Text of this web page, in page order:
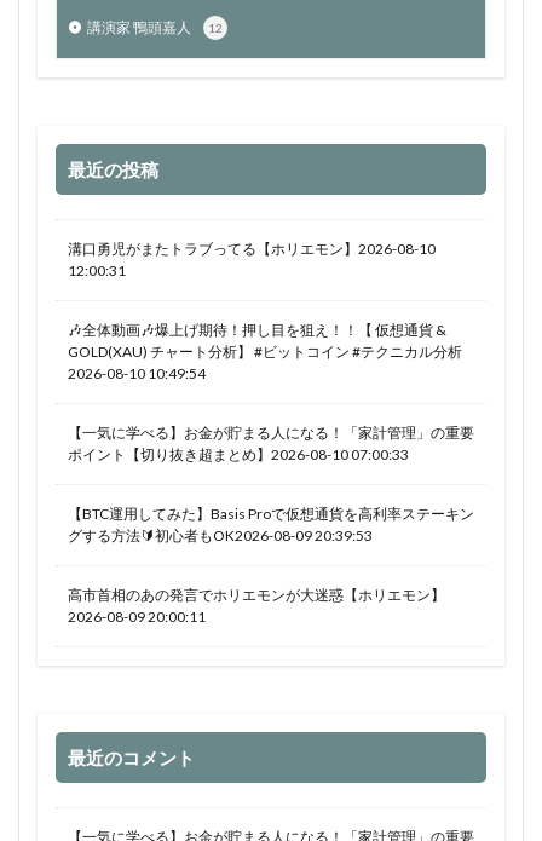
講演家 鴨頭嘉人 12
最近の投稿
溝口勇児がまたトラブってる【ホリエモン】2026-08-10
12:00:31
🎶全体動画🎶爆上げ期待！押し目を狙え！！【 仮想通貨 &
GOLD(XAU) チャート分析】 #ビットコイン #テクニカル分析
2026-08-10 10:49:54
【一気に学べる】お金が貯まる人になる！「家計管理」の重要
ポイント【切り抜き超まとめ】2026-08-10 07:00:33
【BTC運用してみた】Basis Proで仮想通貨を高利率ステーキン
グする方法🔰初心者もOK2026-08-09 20:39:53
高市首相のあの発言でホリエモンが大迷惑【ホリエモン】
2026-08-09 20:00:11
最近のコメント
【一気に学べる】お金が貯まる人になる！「家計管理」の重要